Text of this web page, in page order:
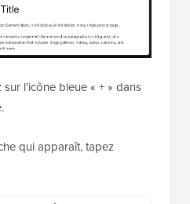
l’icône bleue « + » dans
qui apparaît, tapez